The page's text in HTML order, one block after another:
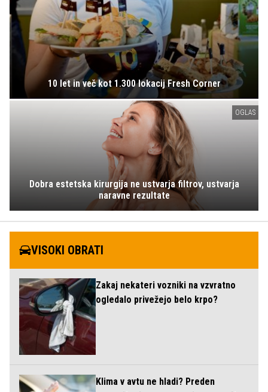
10 let in več kot 1.300 lokacij Fresh Corner
OGLAS
Dobra estetska kirurgija ne ustvarja filtrov, ustvarja
naravne rezultate
VISOKI OBRATI
Zakaj nekateri vozniki na vzvratno
ogledalo privežejo belo krpo?
Klima v avtu ne hladi? Preden